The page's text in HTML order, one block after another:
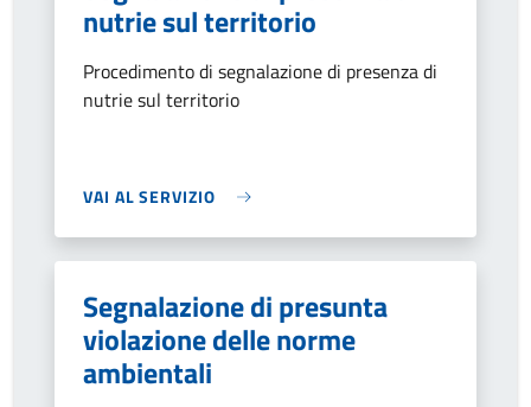
nutrie sul territorio
Procedimento di segnalazione di presenza di
nutrie sul territorio
VAI AL SERVIZIO
Segnalazione di presunta
violazione delle norme
ambientali